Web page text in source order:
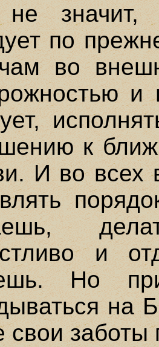
значит,
по
во
к
И во всех
и
Но
на
свои заботы